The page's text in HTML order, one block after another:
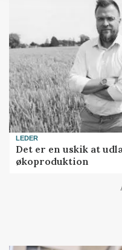
LEDER
Det er en uskik at
økoproduktion